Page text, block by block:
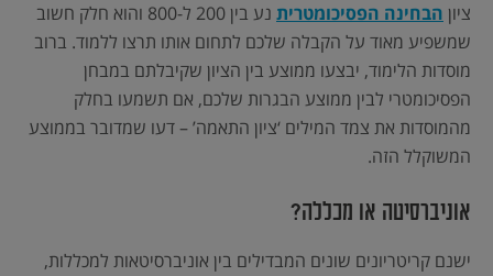
ציון הבחינה הפסיכומטרית
נע בין 200 ל-800 והוא חלק חשוב
שמשפיע מאוד על הקבלה שלכם לתחום אותו תרצו ללמוד. ברוב
מוסדות הלימוד, יבצעו ממוצע בין הציון שקיבלתם במבחן
הפסיכומטרי לבין ממוצע הבגרות שלכם, אם תשמעו בחלק
מהמוסדות את צמד המילים ‘ציון התאמה’ – דעו שמדובר בממוצע
המשוקלל הזה.
אוניברסיטה או מכללה?
ישנם קריטריונים שונים המבדילים בין אוניברסיטאות למכללות,